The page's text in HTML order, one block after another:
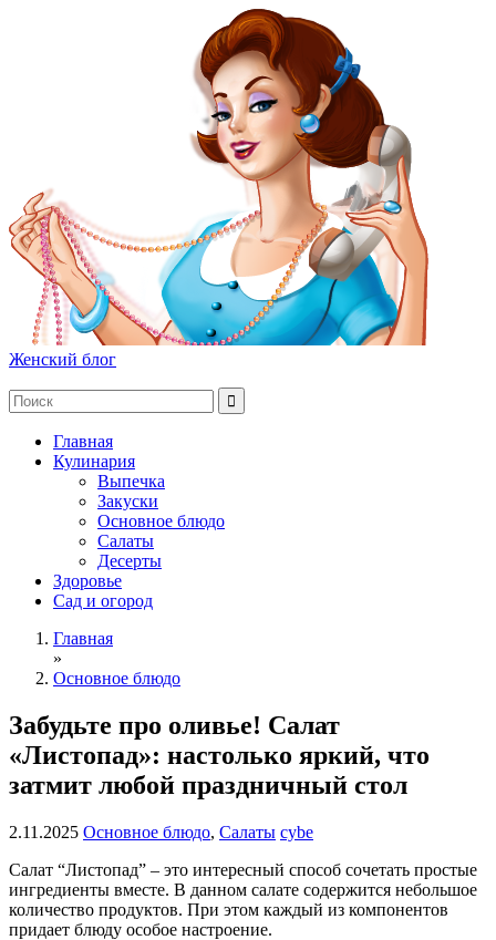
Женский блог
Главная
Кулинария
Выпечка
Закуски
Основное блюдо
Салаты
Десерты
Здоровье
Сад и огород
Главная
»
Основное блюдо
Забудьте про оливье! Салат
«Листопад»: настолько яркий, что
затмит любой праздничный стол
2.11.2025 Основное блюдо, Салаты cybe
Салат “Листопад” – это интересный способ сочетать простые
ингредиенты вместе. В данном салате содержится небольшое
количество продуктов. При этом каждый из компонентов
придает блюду особое настроение.